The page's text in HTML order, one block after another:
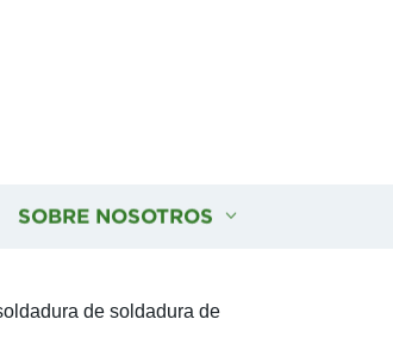
SOBRE NOSOTROS
de soldadura de